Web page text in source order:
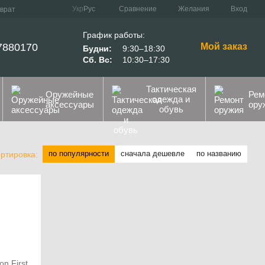
Укр Рус Сравнение Желания Вход
График работы:
Будни:
9:30–18:30
Сб. Вс:
10:30–17:30
Мой заказ
Оружейные
аксессуары
Тактическая
одежда и
обувь
по популярности сначала дешевле по названию